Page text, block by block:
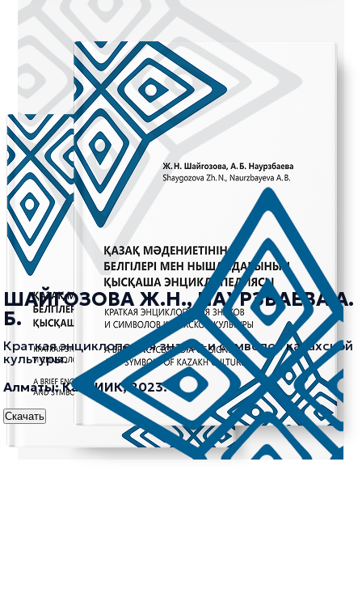
ШАЙГОЗОВА Ж.Н., НАУРЗБАЕВА А.
Б.
Краткая энциклопедия знаков и символов казахской
культуры.
Алматы: КазНИИК, 2023.
Скачать